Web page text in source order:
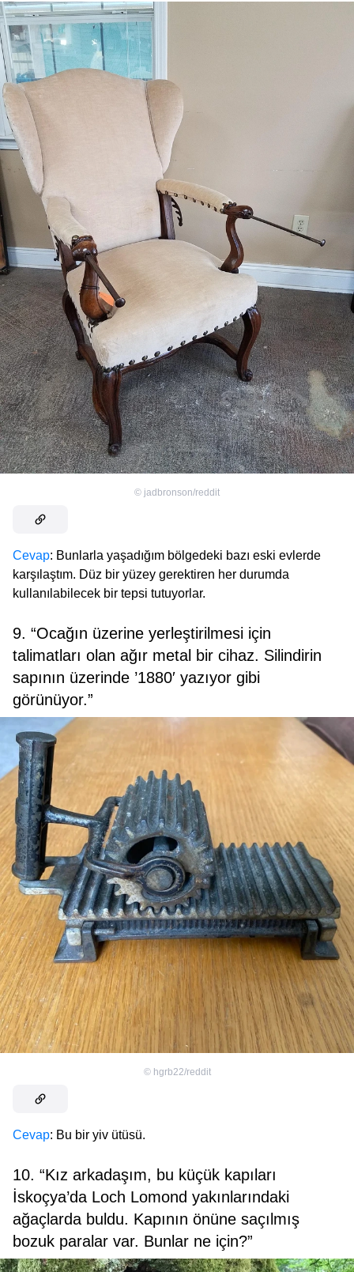
© jadbronson/reddit
Cevap: Bunlarla yaşadığım bölgedeki bazı eski evlerde
karşılaştım. Düz bir yüzey gerektiren her durumda
kullanılabilecek bir tepsi tutuyorlar.
9. “Ocağın üzerine yerleştirilmesi için
talimatları olan ağır metal bir cihaz. Silindirin
sapının üzerinde ’1880′ yazıyor gibi
görünüyor.”
© hgrb22/reddit
Cevap: Bu bir yiv ütüsü.
10. “Kız arkadaşım, bu küçük kapıları
İskoçya’da Loch Lomond yakınlarındaki
ağaçlarda buldu. Kapının önüne saçılmış
bozuk paralar var. Bunlar ne için?”